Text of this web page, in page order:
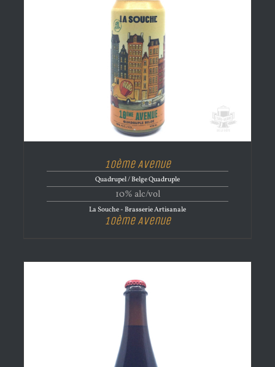
10ème Avenue
Quadrupel / Belge Quadruple
10% alc/vol
La Souche - Brasserie Artisanale
10ème Avenue